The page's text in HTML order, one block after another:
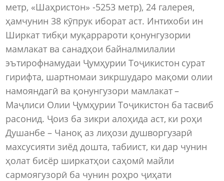
метр, «Шаҳрис­тон» -5253 метр), 24 галерея,
ҳамчунин 38 кӯпрук иборат аст. Интихоби ин
Ширкат тибқи муқаррароти қонунгузории
мамлакат ва санадҳои байналмилалии
эътирофнамудаи Ҷумҳурии Тоҷикистон сурат
гирифта, шартномаи зикршударо мақоми олии
намояндагӣ ва қонунгузори мамлакат –
Маҷлиси Олии Ҷумҳурии Тоҷикистон ба тасвиб
расонид. Ҷоиз ба зикри алоҳида аст, ки роҳи
Душанбе – Чаноқ аз лиҳози душворгузарӣ
махсусияти зиёд дошта, табиист, ки дар чунин
ҳолат бисёр ширкатҳои саҳомӣ майли
сармоягузорӣ ба чунин роҳро ҷиҳати